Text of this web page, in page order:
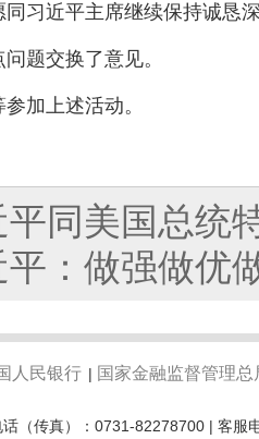
习近平主席继续保持诚恳
题交换了意见。
加上述活动。
平同美国总统
平：做强做优
人民银行 | 国家金融监督管理总
话（传真）：0731-82278700 | 客服